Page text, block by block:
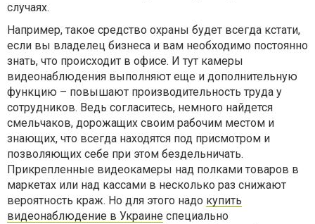
случаях.
Например, такое средство охраны будет всегда кстати,
если вы владелец бизнеса и вам необходимо постоянно
знать, что происходит в офисе. И тут камеры
видеонаблюдения выполняют еще и дополнительную
функцию – повышают производительность труда у
сотрудников. Ведь согласитесь, немного найдется
смельчаков, дорожащих своим рабочим местом и
знающих, что всегда находятся под присмотром и
позволяющих себе при этом бездельничать.
Прикрепленные видеокамеры над полками товаров в
маркетах или над кассами в несколько раз снижают
вероятность краж. Но для этого надо купить
видеонаблюдение в Украине специально